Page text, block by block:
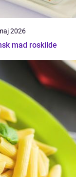
2026
mad roskilde